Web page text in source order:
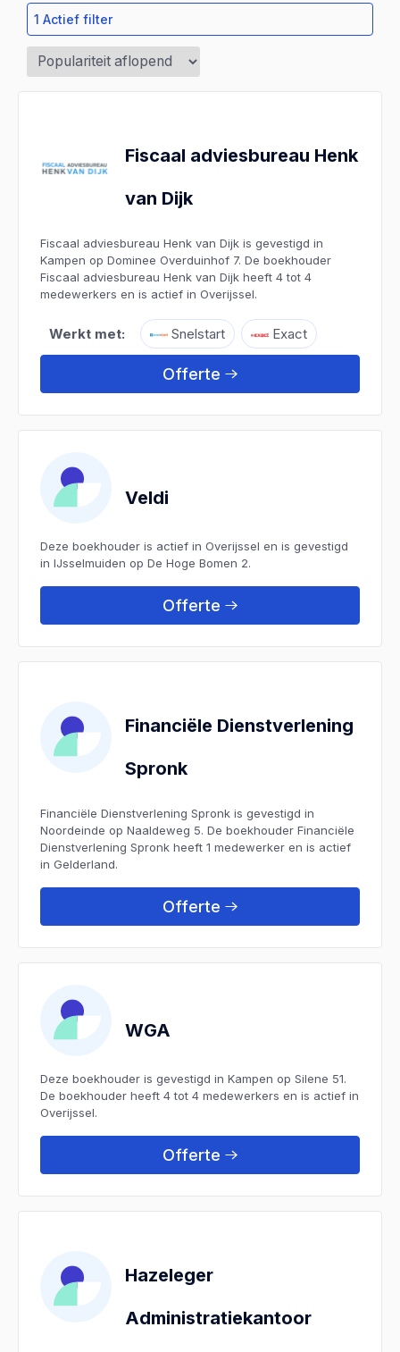
1 Actief filter
Fiscaal adviesbureau Henk
van Dijk
Fiscaal adviesbureau Henk van Dijk is gevestigd in
Kampen op Dominee Overduinhof 7. De boekhouder
Fiscaal adviesbureau Henk van Dijk heeft 4 tot 4
medewerkers en is actief in Overijssel.
Werkt met: Snelstart Exact
Offerte
Veldi
Deze boekhouder is actief in Overijssel en is gevestigd
in IJsselmuiden op De Hoge Bomen 2.
Offerte
Financiële Dienstverlening
Spronk
Financiële Dienstverlening Spronk is gevestigd in
Noordeinde op Naaldeweg 5. De boekhouder Financiële
Dienstverlening Spronk heeft 1 medewerker en is actief
in Gelderland.
Offerte
WGA
Deze boekhouder is gevestigd in Kampen op Silene 51.
De boekhouder heeft 4 tot 4 medewerkers en is actief in
Overijssel.
Offerte
Hazeleger
Administratiekantoor